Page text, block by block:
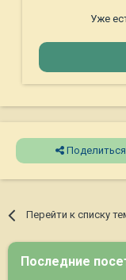
Уже
Поделиться
Перейти к списку
Последние